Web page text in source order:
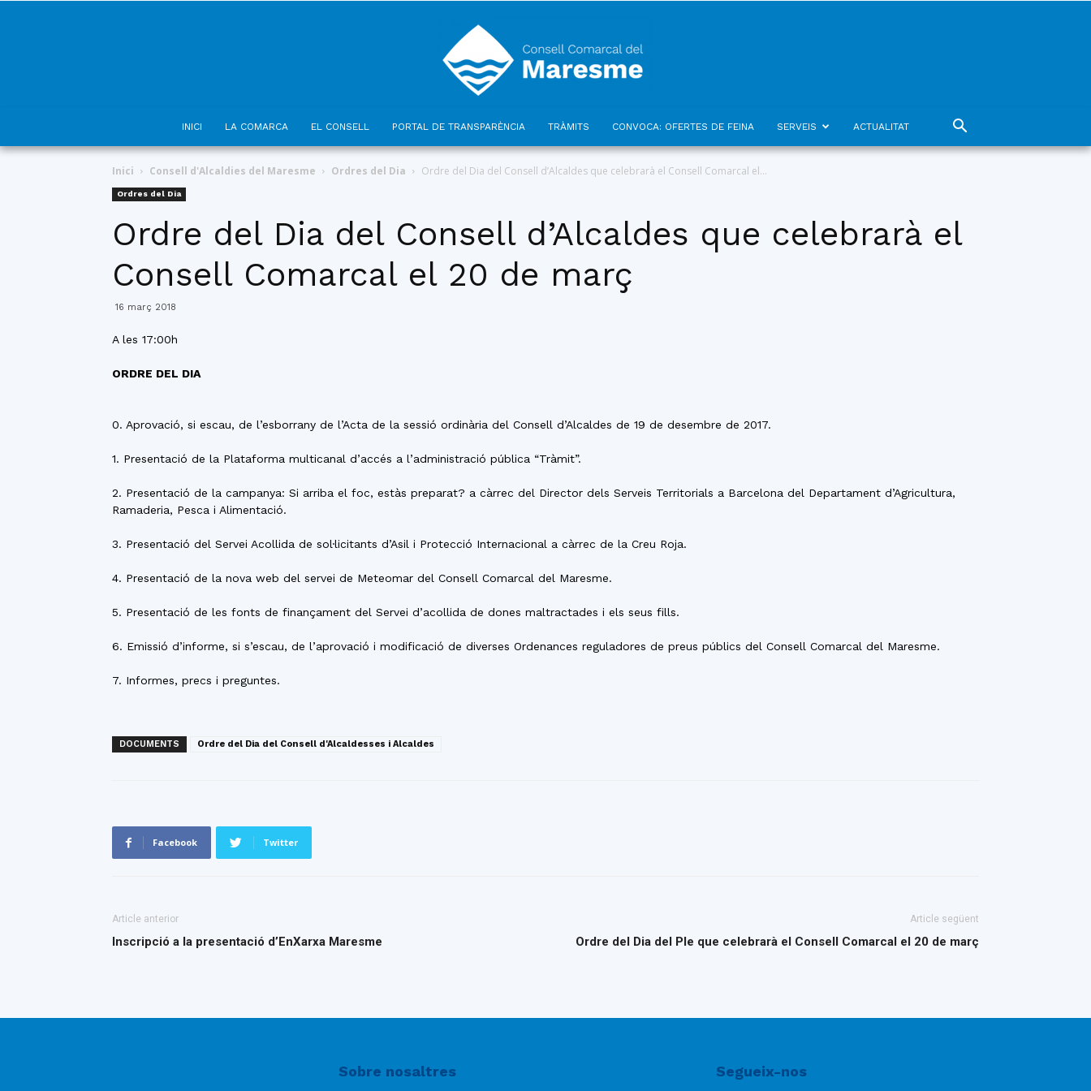
INICI LA COMARCA EL CONSELL PORTAL DE TRANSPARÈNCIA TRÀMITS CONVOCA: OFERTES DE FEINA SERVEIS ACTUALITAT
Inici Consell d'Alcaldies del Maresme Ordres del Dia Ordre del Dia del Consell d’Alcaldes que celebrarà el Consell Comarcal el...
Ordres del Dia
Ordre del Dia del Consell d’Alcaldes que celebrarà el
Consell Comarcal el 20 de març
16 març 2018
A les 17:00h
ORDRE DEL DIA
0. Aprovació, si escau, de l’esborrany de l’Acta de la sessió ordinària del Consell d’Alcaldes de 19 de desembre de 2017.
1. Presentació de la Plataforma multicanal d’accés a l’administració pública “Tràmit”.
2. Presentació de la campanya: Si arriba el foc, estàs preparat? a càrrec del Director dels Serveis Territorials a Barcelona del Departament d’Agricultura,
Ramaderia, Pesca i Alimentació.
3. Presentació del Servei Acollida de sol·licitants d’Asil i Protecció Internacional a càrrec de la Creu Roja.
4. Presentació de la nova web del servei de Meteomar del Consell Comarcal del Maresme.
5. Presentació de les fonts de finançament del Servei d’acollida de dones maltractades i els seus fills.
6. Emissió d’informe, si s’escau, de l’aprovació i modificació de diverses Ordenances reguladores de preus públics del Consell Comarcal del Maresme.
7. Informes, precs i preguntes.
DOCUMENTS Ordre del Dia del Consell d'Alcaldesses i Alcaldes
Facebook Twitter
Article anterior
Inscripció a la presentació d’EnXarxa Maresme
Article següent
Ordre del Dia del Ple que celebrarà el Consell Comarcal el 20 de març
Sobre nosaltres Segueix-nos